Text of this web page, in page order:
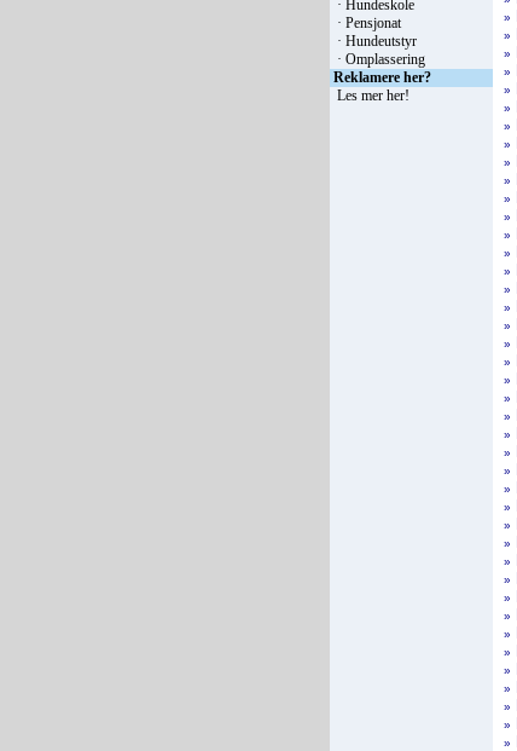
· Hundeskole
· Pensjonat
· Hundeutstyr
· Omplassering
Reklamere her?
Les mer her!
»
»
»
»
»
»
»
»
»
»
»
»
»
»
»
»
»
»
»
»
»
»
»
»
»
»
»
»
»
»
»
»
»
»
»
»
»
»
»
»
»